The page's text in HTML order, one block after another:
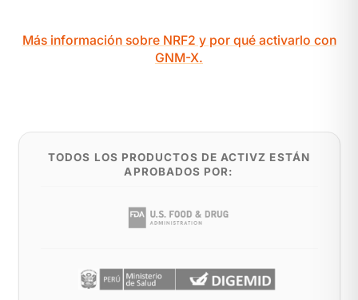
Más información sobre NRF2 y por qué activarlo con
GNM-X.
TODOS LOS PRODUCTOS DE ACTIVZ ESTÁN
APROBADOS POR: